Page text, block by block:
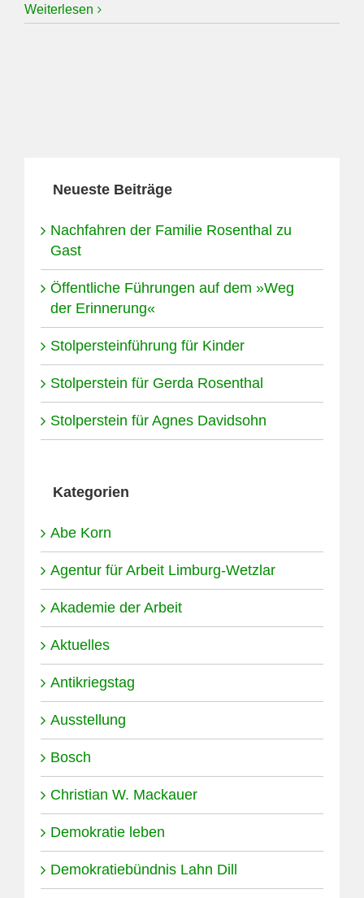
Weiterlesen
Neueste Beiträge
Nachfahren der Familie Rosenthal zu
Gast
Öffentliche Führungen auf dem »Weg
der Erinnerung«
Stolpersteinführung für Kinder
Stolperstein für Gerda Rosenthal
Stolperstein für Agnes Davidsohn
Kategorien
Abe Korn
Agentur für Arbeit Limburg-Wetzlar
Akademie der Arbeit
Aktuelles
Antikriegstag
Ausstellung
Bosch
Christian W. Mackauer
Demokratie leben
Demokratiebündnis Lahn Dill